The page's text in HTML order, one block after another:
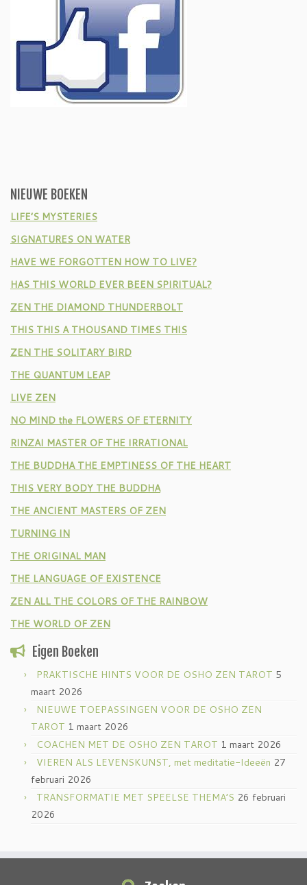
NIEUWE BOEKEN
LIFE’S MYSTERIES
SIGNATURES ON WATER
HAVE WE FORGOTTEN HOW TO LIVE?
HAS THIS WORLD EVER BEEN SPIRITUAL?
ZEN THE DIAMOND THUNDERBOLT
THIS THIS A THOUSAND TIMES THIS
ZEN THE SOLITARY BIRD
THE QUANTUM LEAP
LIVE ZEN
NO MIND the FLOWERS OF ETERNITY
RINZAI MASTER OF THE IRRATIONAL
THE BUDDHA THE EMPTINESS OF THE HEART
THIS VERY BODY THE BUDDHA
THE ANCIENT MASTERS OF ZEN
TURNING IN
THE ORIGINAL MAN
THE LANGUAGE OF EXISTENCE
ZEN ALL THE COLORS OF THE RAINBOW
THE WORLD OF ZEN
Eigen Boeken
PRAKTISCHE HINTS VOOR DE OSHO ZEN TAROT 5
maart 2026
NIEUWE TOEPASSINGEN VOOR DE OSHO ZEN
TAROT 1 maart 2026
COACHEN MET DE OSHO ZEN TAROT 1 maart 2026
VIEREN ALS LEVENSKUNST, met meditatie-Ideeën 27
februari 2026
TRANSFORMATIE MET SPEELSE THEMA’S 26 februari
2026